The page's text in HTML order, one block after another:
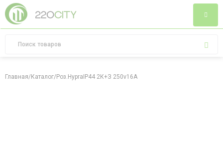
Главная/Каталог/Роз.HypraIP44 2К+З 250v16A